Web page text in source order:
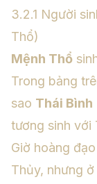
3.2.1 Người
Thổ)
Mệnh Thổ
Trong bảng
sao Thái Bình
tương sinh với
Giờ hoàng đạo
Thủy, nhưng